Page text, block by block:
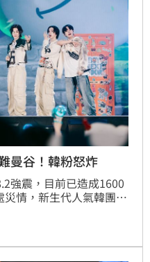
曼谷！韓粉怒炸
強震，目前已造成1600
情，新生代人氣韓團
安排團員返國，而不是
讓中國網友氣炸。